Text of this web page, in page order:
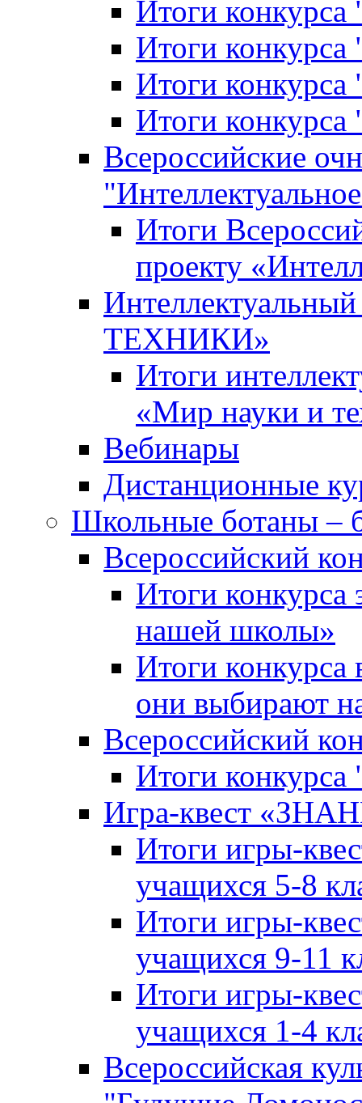
Итоги
Итоги конкурса
Итоги
Итоги
Всероссийские
Итоги
проекту
ТЕХНИКИ»
Итоги
«Мир науки и
Вебинары
Дистанционные
Школьные ботаны –
Всероссийский
Итоги
нашей школы»
Итоги конкурса
они выбирают
Всероссийский
Итоги
Игра-квест
Итоги игры-
учащихся 5-8
Итоги игры-
учащихся 9-11
Итоги игры-
учащихся 1-4
Всероссийская